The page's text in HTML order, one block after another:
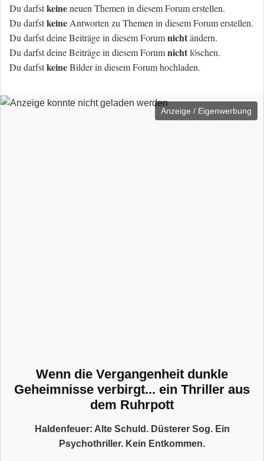
Du darfstkeineneuen Themen in diesem Forum erstellen.
Du darfstkeine Antworten zu Themen in diesem Forum erstellen.
Du darfst deine Beiträge in diesem Forumnichtändern.
Du darfst deine Beiträge in diesem Forumnichtlöschen.
Du darfstkeineBilder in diesem Forum hochladen.
Anzeige / Eigenwerbung
Wenn die Vergangenheit dunkle
Geheimnisse verbirgt... ein Thriller aus
dem Ruhrpott
Haldenfeuer: Alte Schuld. Düsterer Sog. Ein
Psychothriller. Kein Entkommen.